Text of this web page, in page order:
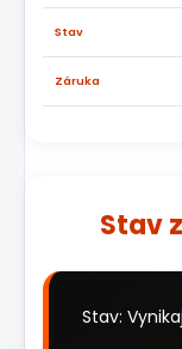
Stav
Záruka
Stav
Stav: